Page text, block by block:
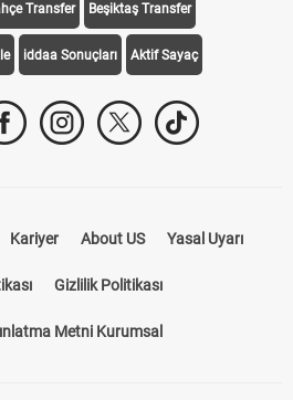
Transfer Beşiktaş Transfer
iddaa Sonuçları Aktif Sayaç
Kariyer About US Yasal Uyarı
Gizlilik Politikası
Metni Kurumsal